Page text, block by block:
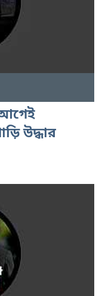
আগেই
উদ্ধার